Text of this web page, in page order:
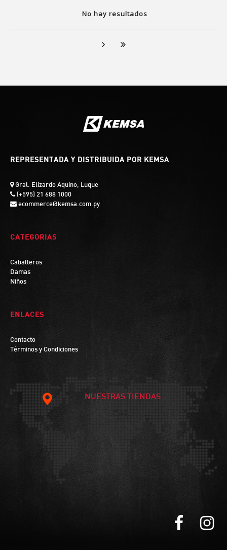
No hay resultados
REPRESENTADA Y DISTRIBUIDA POR KEMSA
Gral. Elizardo Aquino, Luque
(+595) 21 688 1000
ecommerce@kemsa.com.py
CATEGORIAS
Caballeros
Damas
Niños
ENLACES
Contacto
Términos y Condiciones
NUESTRAS TIENDAS